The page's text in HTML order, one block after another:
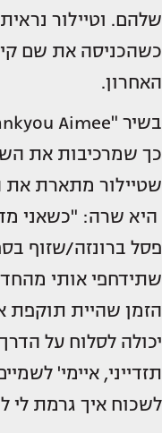
שלהם. וטיילור
כשהכניסה את שם
האחרון.
כך שמרכיבות את
שטיילור מתארת את
היא שרה: "כשאני
פסל ברונזה/שזוף
שתידחפי אותי
הזמן שהיית תוקפת
יכולה לסלוח על
תזדייני, איימי'
לשכוח איך גרמת לי